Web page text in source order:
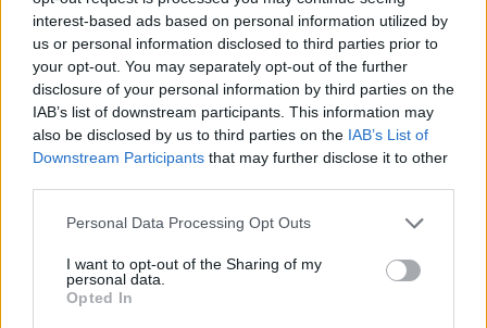
interest-based ads based on personal information utilized by
us or personal information disclosed to third parties prior to
your opt-out. You may separately opt-out of the further
disclosure of your personal information by third parties on the
IAB’s list of downstream participants. This information may
also be disclosed by us to third parties on the IAB’s List of
Downstream Participants that may further disclose it to other
Personal Data Processing Opt Outs
I want to opt-out of the Sharing of my
personal data.
Opted In
Είμαστε και στο Google News:
Ακολουθήστε μας